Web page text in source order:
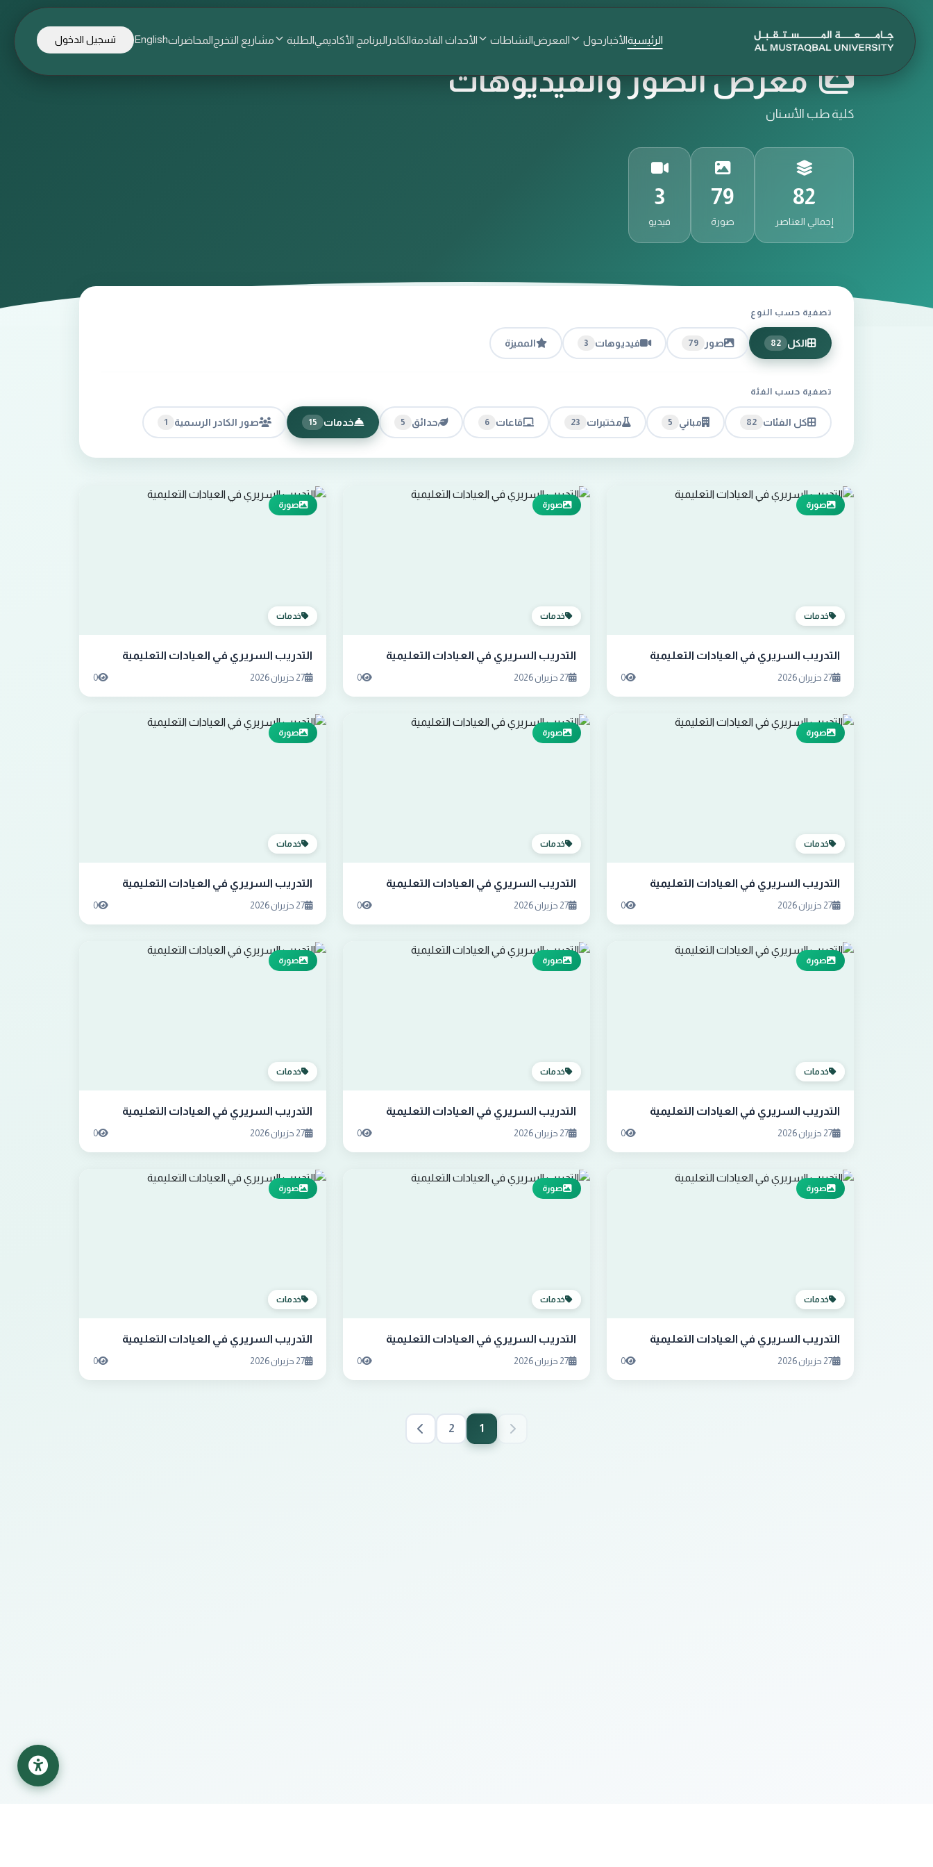
الرئيسيةالأخبار حول المعرضالنشاطات الأحداث القادمةالكادر البرنامج الأكاديميالطلبة مشاريع التخرجالمحاضراتEnglish تسجيل الدخول
معرض الصور والفيديوهات
كلية طب الأسنان
82
إجمالي العناصر
79
صورة
3
فيديو
تصفية حسب النوع
الكل 82 صور 79 فيديوهات 3 المميزة
تصفية حسب الفئة
كل الفئات 82 مباني 5 مختبرات 23 قاعات 6 حدائق 5 خدمات 15 صور الكادر الرسمية 1
صورة
خدمات
التدريب السريري في العيادات التعليمية
27 حزيران 2026 0
صورة
خدمات
التدريب السريري في العيادات التعليمية
27 حزيران 2026 0
صورة
خدمات
التدريب السريري في العيادات التعليمية
27 حزيران 2026 0
صورة
خدمات
التدريب السريري في العيادات التعليمية
27 حزيران 2026 0
صورة
خدمات
التدريب السريري في العيادات التعليمية
27 حزيران 2026 0
صورة
خدمات
التدريب السريري في العيادات التعليمية
27 حزيران 2026 0
صورة
خدمات
التدريب السريري في العيادات التعليمية
27 حزيران 2026 0
صورة
خدمات
التدريب السريري في العيادات التعليمية
27 حزيران 2026 0
صورة
خدمات
التدريب السريري في العيادات التعليمية
27 حزيران 2026 0
صورة
خدمات
التدريب السريري في العيادات التعليمية
27 حزيران 2026 0
صورة
خدمات
التدريب السريري في العيادات التعليمية
27 حزيران 2026 0
صورة
خدمات
التدريب السريري في العيادات التعليمية
27 حزيران 2026 0
1
2